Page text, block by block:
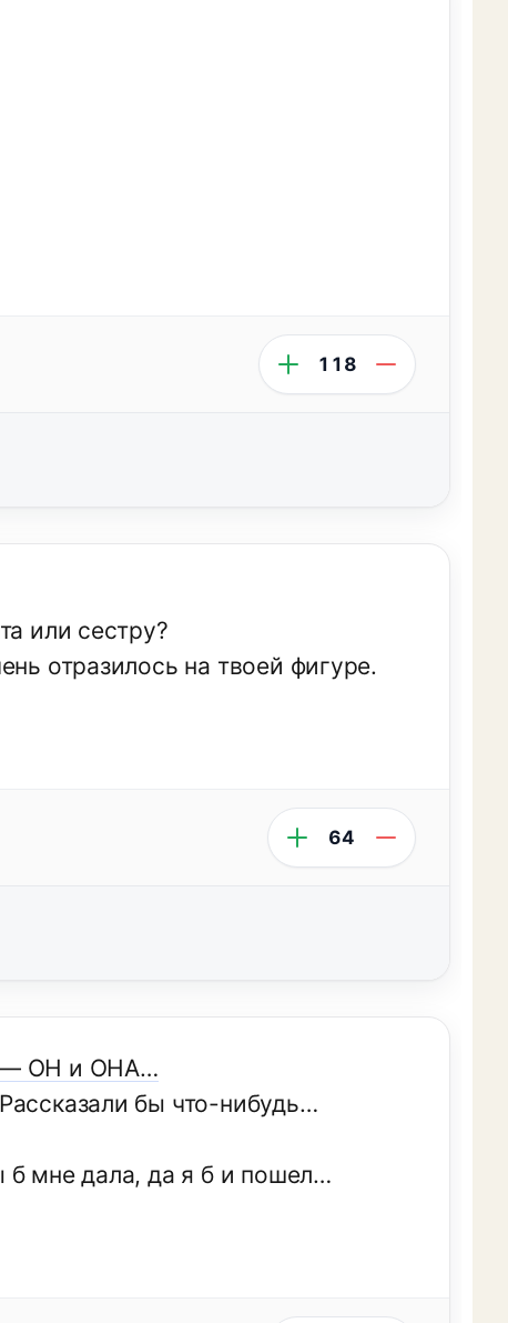
118
или сестру?
отразилось на твоей фигуре.
64
— ОН и ОНА…
бы что-нибудь…
мне дала, да я б и пошел…